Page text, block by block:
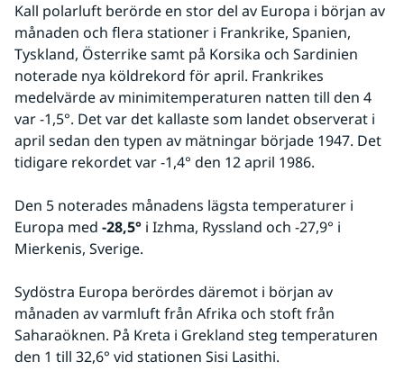
Kall polarluft berörde en stor del av Europa i början av
månaden och flera stationer i Frankrike, Spanien,
Tyskland, Österrike samt på Korsika och Sardinien
noterade nya köldrekord för april. Frankrikes
medelvärde av minimitemperaturen natten till den 4
var -1,5°. Det var det kallaste som landet observerat i
april sedan den typen av mätningar började 1947. Det
tidigare rekordet var -1,4° den 12 april 1986.
Den 5 noterades månadens lägsta temperaturer i
Europa med -28,5° i Izhma, Ryssland och -27,9° i
Mierkenis, Sverige.
Sydöstra Europa berördes däremot i början av
månaden av varmluft från Afrika och stoft från
Saharaöknen. På Kreta i Grekland steg temperaturen
den 1 till 32,6° vid stationen Sisi Lasithi.